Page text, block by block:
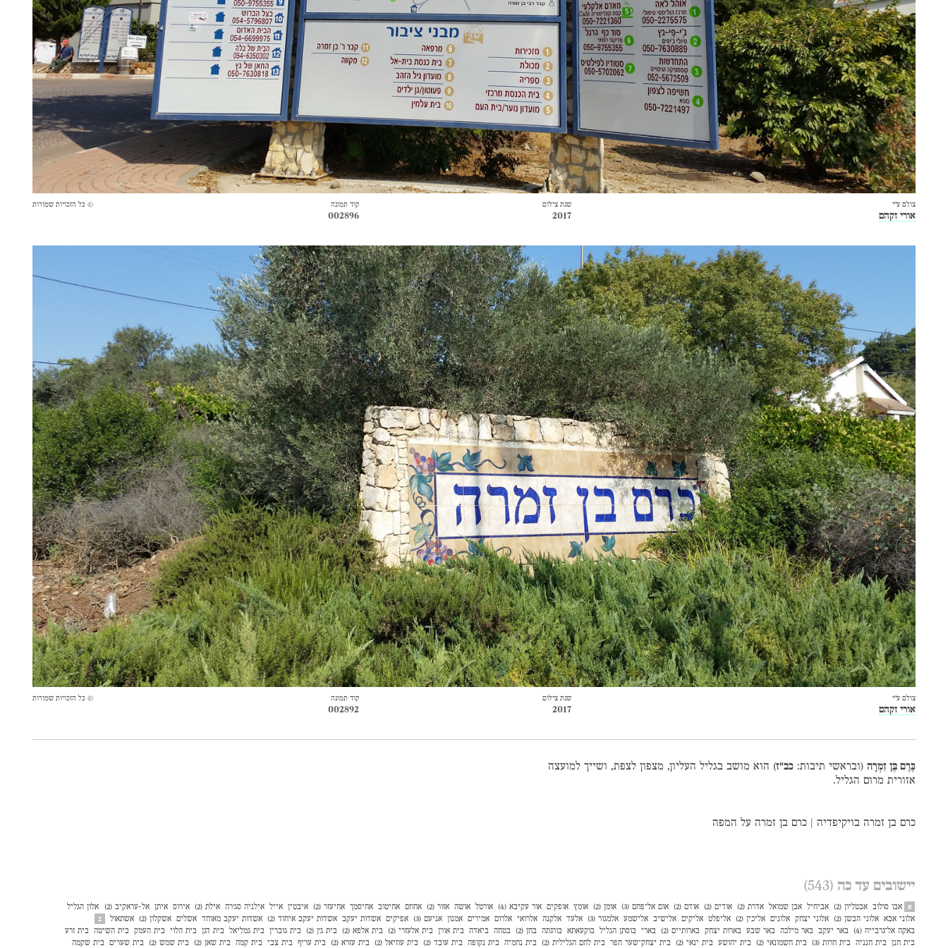
צולם ע״י
אורי זקהם
שנת צילום
2017
קוד תמונה
002896
© כל הזכויות שמורות
צולם ע״י
אורי זקהם
שנת צילום
2017
קוד תמונה
002892
© כל הזכויות שמורות
כֶּרֶם בֶּן זִמְרָה (ובראשי תיבות:כב"ז) הוא מושב בגליל העליון, מצפון לצפת, ושייך למועצה
אזורית מרום הגליל.
כרם בן זמרה בויקיפדיה |כרם בן זמרה על המפה
יישובים עד כה (543)
א אבו סולוב אבטליון (2) אביחיל אבן שמואל אדרת (2) אודים (2) אודם (2) אום אל־פחם (3) אומן (2) אומץ אופקים אור עקיבא (4) אורטל אושה אזור (2) אחוזם אחיטוב אחיסמך אחיעזר (2) איבטין אייל אילניה סג׳רה אילת (2) אירוס איתן אל-עראקיב (2)
אלון הגליל
אלוני אבא
אלוני הבשן (2) אלוני יצחק אלונים אליכין (2) אליפלט אליקים אלישיב אלישמע אלמגור (3) אלעד אלקנה אלרואי אלרום אמירים אמנון אניעם (3) אפיקים אשדות יעקב אשדות יעקב איחוד (2) אשדות יעקב מאוחד אשלים אשקלון (2) אשתאול ב
באקה אל־גרבייה (4) באר יעקב באר מילכה באר שבע בארות יצחק בארותיים (2) בארי בוסתן הגליל בוקעאתא בורגתה בחן (2) בטחה ביאדה בית אורן בית אלעזרי (2) בית אלפא (2) בית ג'ן (2) בית גוברין בית גמליאל בית דגן בית הלוי בית העמק בית השיטה
בית זרע
בית חנן
בית חנניה בית חרות (3) בית חשמונאי (2) בית יהושע בית ינאי (2) בית יצחק־שער חפר בית לחם הגלילית (2) בית נחמיה בית נקופה בית עובד (2) בית עוזיאל (2) בית עזרא (2) בית עריף בית צבי בית קמה בית שאן (2) בית שמש (2) בית שערים בית שקמה